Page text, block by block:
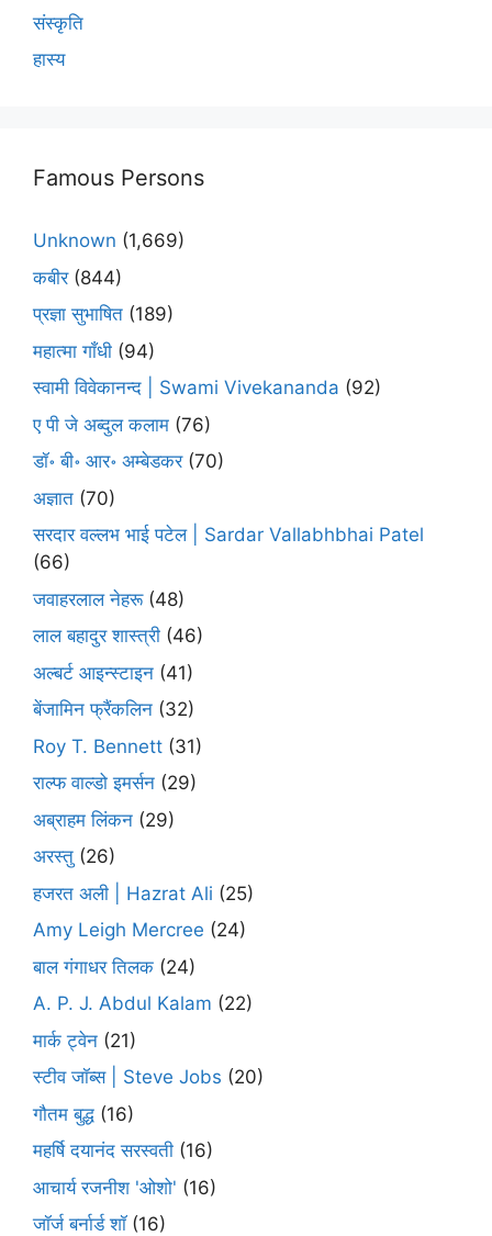
संस्कृति
हास्य
Famous Persons
Unknown (1,669)
कबीर(844)
प्रज्ञा सुभाषित (189)
महात्मा गाँधी (94)
स्वामी विवेकानन्द | Swami Vivekananda (92)
ए पी जे अब्दुल कलाम (76)
डॉ॰ बी॰ आर॰ अम्बेडकर(70)
अज्ञात (70)
सरदार वल्लभ भाई पटेल | Sardar Vallabhbhai Patel
(66)
जवाहरलाल नेहरू(48)
लाल बहादुर शास्त्री (46)
अल्बर्ट आइन्स्टाइन (41)
बेंजामिन फ्रैंकलिन (32)
Roy T. Bennett (31)
राल्फ वाल्डो इमर्सन (29)
अब्राहम लिंकन (29)
अरस्तु (26)
हजरत अली | Hazrat Ali (25)
Amy Leigh Mercree (24)
बाल गंगाधर तिलक (24)
A. P. J. Abdul Kalam (22)
मार्क ट्वेन (21)
स्टीव जॉब्स | Steve Jobs (20)
गौतम बुद्ध (16)
महर्षि दयानंद सरस्वती (16)
आचार्य रजनीश 'ओशो' (16)
जॉर्ज बर्नार्ड शॉ(16)